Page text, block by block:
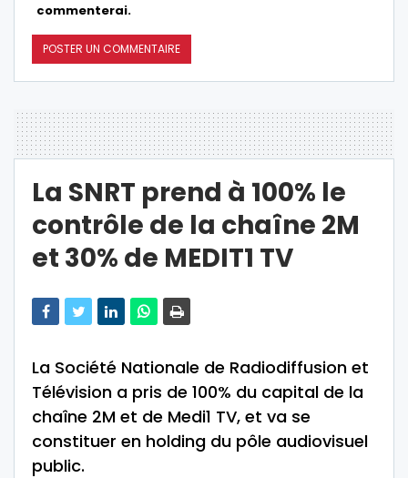
commenterai.
La SNRT prend à 100% le
contrôle de la chaîne 2M
et 30% de MEDIT1 TV
La Société Nationale de Radiodiffusion et
Télévision a pris de 100% du capital de la
chaîne 2M et de Medi1 TV, et va se
constituer en holding du pôle audiovisuel
public.